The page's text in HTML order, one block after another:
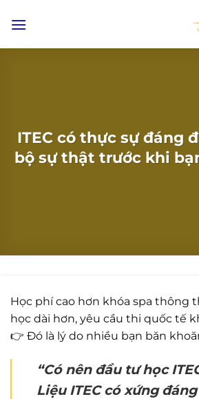
qua
ITEC có thực sự đáng
bộ sự thật trước khi
Học phí cao hơn khóa spa thông
học dài hơn, yêu cầu thi quốc tế
👉 Đó là lý do nhiều bạn băn
“Có nên đầu tư học
Liệu ITEC có xứng